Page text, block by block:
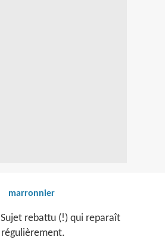
marronnier
Sujet rebattu (!) qui reparaît
régulièrement.